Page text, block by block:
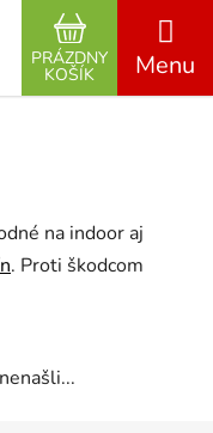
Hľadať
NÁKUPNÝ
PRÁZDNY
KOŠÍK
na indoor aj
. Proti škodcom